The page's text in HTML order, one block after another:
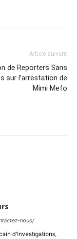
Article suivant
de Reporters Sans
sur l’arrestation de
Mimi Mefo
nous/
d'Investigations,